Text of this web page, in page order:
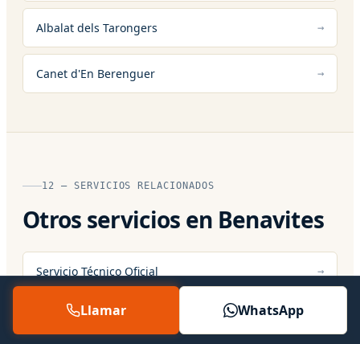
Albalat dels Tarongers
Canet d'En Berenguer
12 — SERVICIOS RELACIONADOS
Otros servicios en Benavites
Servicio Técnico Oficial
Servicio Técnico 24 Horas
Llamar WhatsApp